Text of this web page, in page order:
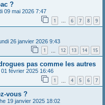
?
09 mai 2026 7:47
1 … 6 7 8 9
26 janvier 2026 9:43
1 12 13 14 15
pas comme les autres
février 2025 16:46
1 4 5 6 7
vous ?
19 janvier 2025 18:02